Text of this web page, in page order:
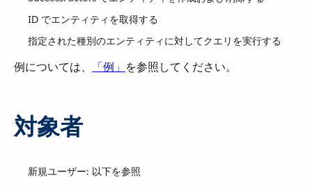
ID でエンティティを取得する
指定された種別のエンティティに対してクエリを実行する
例については、​ 「例」 ​を参照してください。
対象者
新規ユーザー: 以下を参照